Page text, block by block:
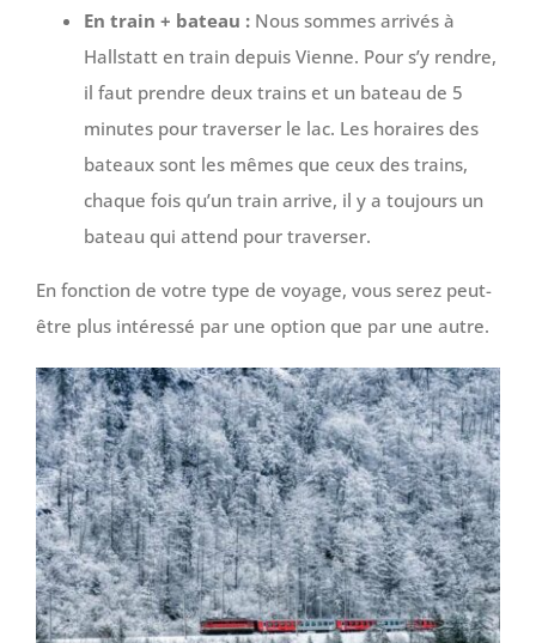
En train + bateau : Nous sommes arrivés à
Hallstatt en train depuis Vienne. Pour s’y rendre,
il faut prendre deux trains et un bateau de 5
minutes pour traverser le lac. Les horaires des
bateaux sont les mêmes que ceux des trains,
chaque fois qu’un train arrive, il y a toujours un
bateau qui attend pour traverser.
En fonction de votre type de voyage, vous serez peut-
être plus intéressé par une option que par une autre.